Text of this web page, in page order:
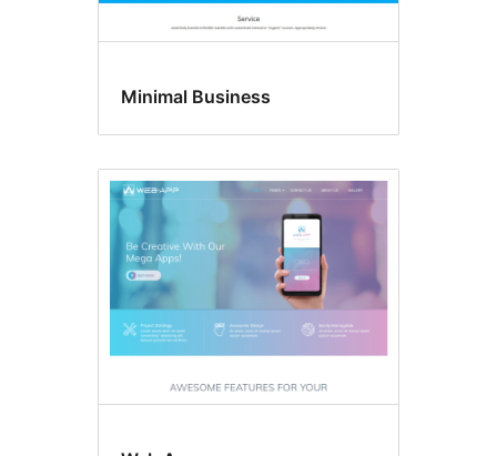
Minimal Business